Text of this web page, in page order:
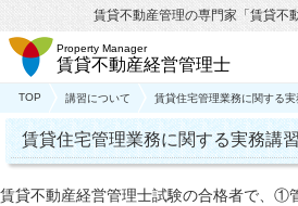
賃貸不動産管理の専門家「賃貸不
Property Manager
賃貸不動産経営管理士
TOP 講習について 賃貸住宅管理業務に関する実
賃貸住宅管理業務に関する実務講
賃貸不動産経営管理士試験の合格者で、①